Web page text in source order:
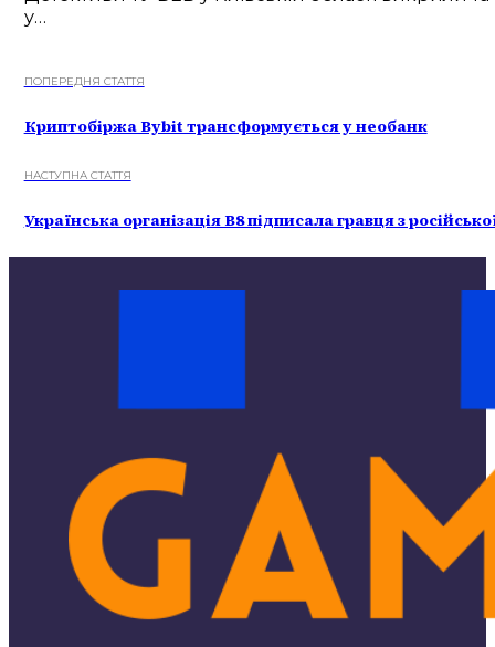
у…
ПОПЕРЕДНЯ СТАТТЯ
Криптобіржа Bybit трансформується у необанк
НАСТУПНА СТАТТЯ
Українська організація B8 підписала гравця з